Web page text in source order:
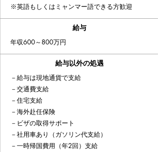
​※英語もしくはミャンマー語できる方歓迎
年収600～800万円
給与
－給与は現地通貨で支給
－交通費支給
－住宅支給
－海外赴任保険
－ビザの取得サポート
－社用車あり（ガソリン代支給）
－一時帰国費用（年2回）支給
給与以外の処遇